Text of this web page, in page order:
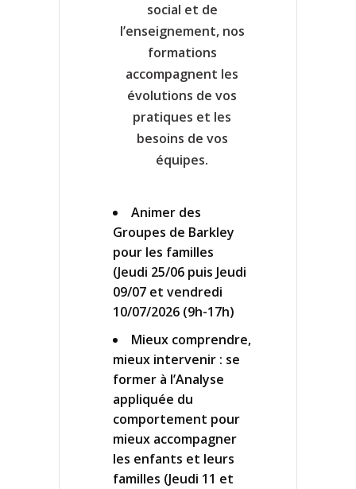
social et de
l’enseignement, nos
formations
accompagnent les
évolutions de vos
pratiques et les
besoins de vos
équipes.
­Animer des
Groupes de Barkley
pour les familles
(Jeudi 25/06 puis Jeudi
09/07 et vendredi
10/07/2026 (9h-17h)
Mieux comprendre,
mieux intervenir : se
former à l’Analyse
appliquée du
comportement pour
mieux accompagner
les enfants et leurs
familles (Jeudi 11 et